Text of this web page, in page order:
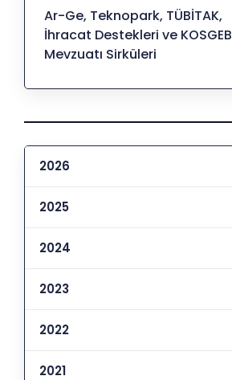
Ar-Ge, Teknopark, TÜBİTAK,
İhracat Destekleri ve KOSGEB
Mevzuatı Sirküleri
2026
2025
2024
2023
2022
2021